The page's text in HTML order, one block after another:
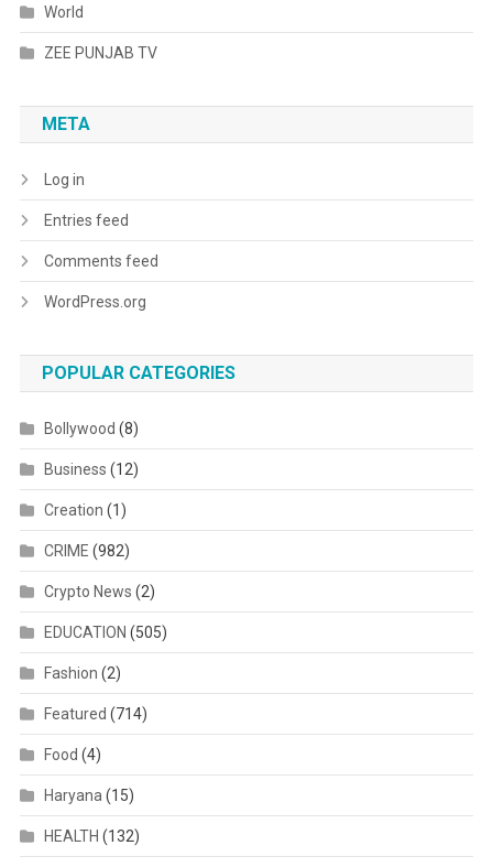
World
ZEE PUNJAB TV
META
Log in
Entries feed
Comments feed
WordPress.org
POPULAR CATEGORIES
Bollywood (8)
Business (12)
Creation (1)
CRIME (982)
Crypto News (2)
EDUCATION (505)
Fashion (2)
Featured (714)
Food (4)
Haryana (15)
HEALTH (132)